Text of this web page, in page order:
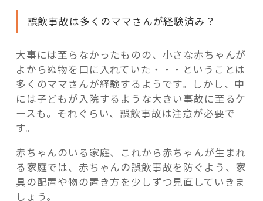
誤飲事故は多くのママさんが経験済み？
大事には至らなかったものの、小さな赤ちゃんが
よからぬ物を口に入れていた・・・ということは
多くのママさんが経験するようです。しかし、中
には子どもが入院するような大きい事故に至るケ
ースも。それぐらい、誤飲事故は注意が必要で
す。
赤ちゃんのいる家庭、これから赤ちゃんが生まれ
る家庭では、赤ちゃんの誤飲事故を防ぐよう、家
具の配置や物の置き方を少しずつ見直していきま
しょう。